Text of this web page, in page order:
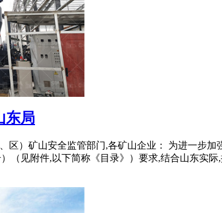
东局
区）矿山安全监管部门,各矿山企业： 为进一步
（见附件,以下简称《目录》）要求,结合山东实际